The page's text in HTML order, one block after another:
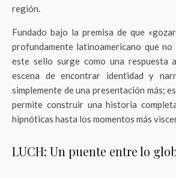
región.
Fundado bajo la premisa de que
profundamente latinoamericano que
este sello surge como una respuesta
escena de encontrar identidad y
simplemente de una presentación más;
permite construir una historia
hipnóticas hasta los momentos más
LUCH: Un puente entre lo